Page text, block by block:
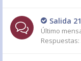
Salida
Último
Respuestas: